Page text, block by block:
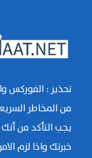
تحذير : الفوركس
من المخاطر
يجب التأكد من
خبرتك واذا لزم